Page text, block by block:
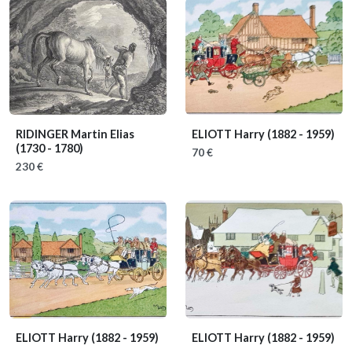
RIDINGER Martin Elias
(1730 - 1780)
230 €
ELIOTT Harry (1882 - 1959)
70 €
ELIOTT Harry (1882 - 1959) ELIOTT Harry (1882 - 1959)